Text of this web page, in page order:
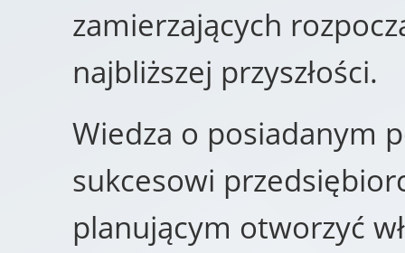
zamierzających
najbliższej przyszłości.
Wiedza o posiadanym
sukcesowi
planującym otworzyć